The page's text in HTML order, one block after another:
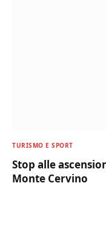
TURISMO E SPORT
Stop alle
Monte Cervino